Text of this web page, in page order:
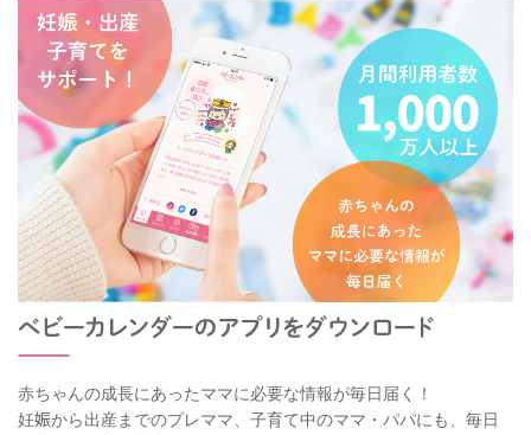
赤ちゃんの成長にあったママに必要な情報が毎日届く！
妊娠から出産までのプレママ、子育て中のママ・パパにも、毎日